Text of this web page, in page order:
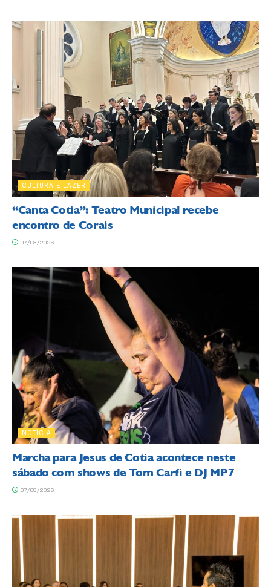
CULTURA E LAZER
“Canta Cotia”: Teatro Municipal recebe
encontro de Corais
07/08/2026
NOTÍCIA
Marcha para Jesus de Cotia acontece neste
sábado com shows de Tom Carfi e DJ MP7
07/08/2026